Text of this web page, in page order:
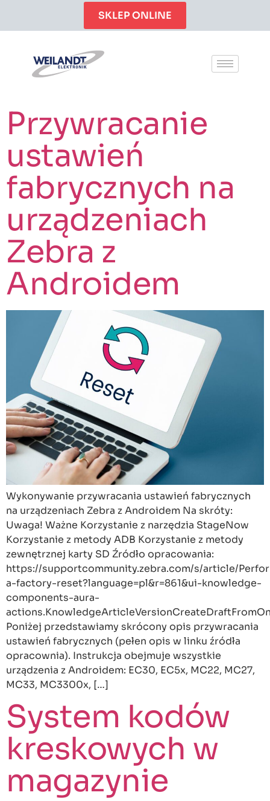
SKLEP ONLINE
Przywracanie
ustawień
fabrycznych na
urządzeniach
Zebra z
Androidem
Wykonywanie przywracania ustawień fabrycznych
na urządzeniach Zebra z Androidem Na skróty:
Uwaga! Ważne Korzystanie z narzędzia StageNow
Korzystanie z metody ADB Korzystanie z metody
zewnętrznej karty SD Źródło opracowania:
https://supportcommunity.zebra.com/s/article/
a-factory-reset?language=pl&r=861&ui-knowledge-
components-aura-
Poniżej przedstawiamy skrócony opis przywracania
ustawień fabrycznych (pełen opis w linku źródła
opracownia). Instrukcja obejmuje wszystkie
urządzenia z Androidem: EC30, EC5x, MC22, MC27,
MC33, MC3300x, […]
System kodów
kreskowych w
magazynie